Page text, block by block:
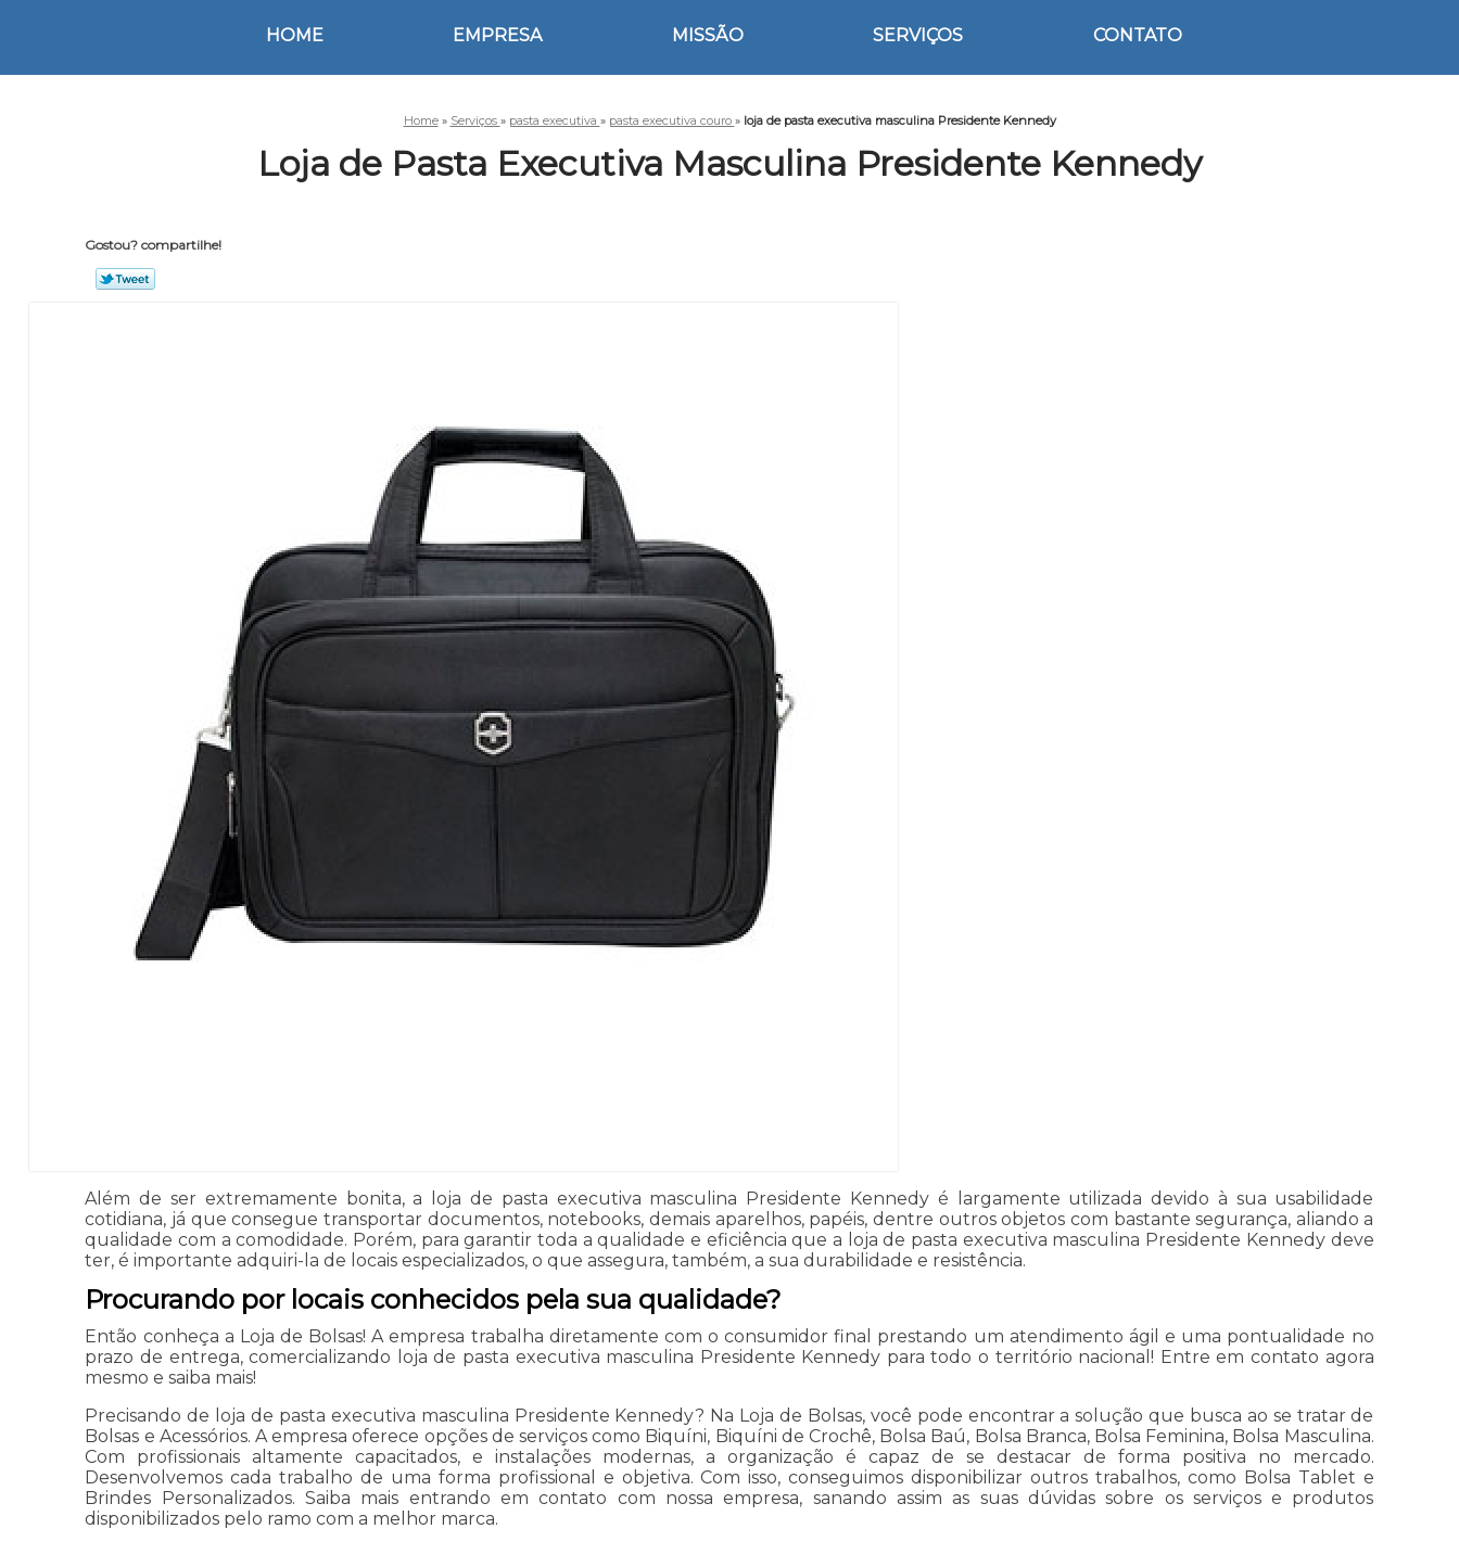
HOME EMPRESA MISSÃO SERVIÇOS CONTATO
Home » Serviços » pasta executiva » pasta executiva couro » loja de pasta executiva masculina Presidente Kennedy
Loja de Pasta Executiva Masculina Presidente Kennedy
Gostou? compartilhe!
Além de ser extremamente bonita, a loja de pasta executiva masculina Presidente Kennedy é largamente utilizada devido à sua usabilidade
cotidiana, já que consegue transportar documentos, notebooks, demais aparelhos, papéis, dentre outros objetos com bastante segurança, aliando a
qualidade com a comodidade. Porém, para garantir toda a qualidade e eficiência que a loja de pasta executiva masculina Presidente Kennedy deve
ter, é importante adquiri-la de locais especializados, o que assegura, também, a sua durabilidade e resistência.
Procurando por locais conhecidos pela sua qualidade?
Então conheça a Loja de Bolsas! A empresa trabalha diretamente com o consumidor final prestando um atendimento ágil e uma pontualidade no
prazo de entrega, comercializando loja de pasta executiva masculina Presidente Kennedy para todo o território nacional! Entre em contato agora
mesmo e saiba mais!
Precisando de loja de pasta executiva masculina Presidente Kennedy? Na Loja de Bolsas, você pode encontrar a solução que busca ao se tratar de
Bolsas e Acessórios. A empresa oferece opções de serviços como Biquíni, Biquíni de Crochê, Bolsa Baú, Bolsa Branca, Bolsa Feminina, Bolsa Masculina.
Com profissionais altamente capacitados, e instalações modernas, a organização é capaz de se destacar de forma positiva no mercado.
Desenvolvemos cada trabalho de uma forma profissional e objetiva. Com isso, conseguimos disponibilizar outros trabalhos, como Bolsa Tablet e
Brindes Personalizados. Saiba mais entrando em contato com nossa empresa, sanando assim as suas dúvidas sobre os serviços e produtos
disponibilizados pelo ramo com a melhor marca.